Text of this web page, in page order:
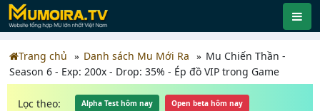
Trang chủ Danh sách Mu Mới Ra
Mu Chiến Thần -
Season 6 - Exp: 200x - Drop: 35% - Ép đồ VIP trong Game
Lọc theo: Alpha Test hôm nay Open beta hôm nay